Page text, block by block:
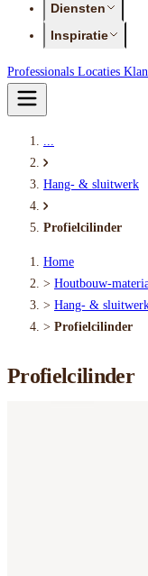
Diensten
Inspiratie
Professionals Locaties
...
Hang- & sluitwerk
Profielcilinder
Home
> Houtbouw-
> Hang- &
> Profielcilinder
Profielcilinder